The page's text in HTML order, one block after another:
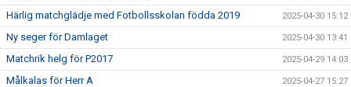
Härlig matchglädje med Fotbollsskolan födda 2019 2025-04-30 15:12
Ny seger för Damlaget 2025-04-30 13:41
Matchrik helg för P2017 2025-04-29 14:03
Målkalas för Herr A 2025-04-27 15:27